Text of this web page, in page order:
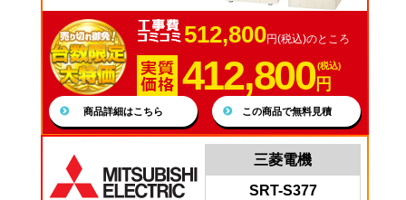
512,800円(税込)のところ
412,800(税込)
円
商品詳細はこちら この商品で無料見積
三菱電機
SRT-S377